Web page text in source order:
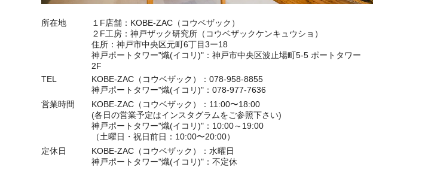
所在地
１F店舗：KOBE-ZAC（コウベザック）
２F工房：神戸ザック研究所（コウベザックケンキュウショ）
住所：神戸市中央区元町6丁目3ー18
神戸ポートタワー"熾(イコリ)"：神戸市中央区波止場町5-5 ポートタワー
2F
TEL
KOBE-ZAC（コウベザック）：078-958-8855
神戸ポートタワー"熾(イコリ)"：078-977-7636
営業時間
KOBE-ZAC（コウベザック）：11:00〜18:00
(各日の営業予定はインスタグラムをご参照下さい)
神戸ポートタワー"熾(イコリ)"：10:00～19:00
（土曜日・祝日前日：10:00〜20:00）
定休日
KOBE-ZAC（コウベザック）：水曜日
神戸ポートタワー"熾(イコリ)"：不定休